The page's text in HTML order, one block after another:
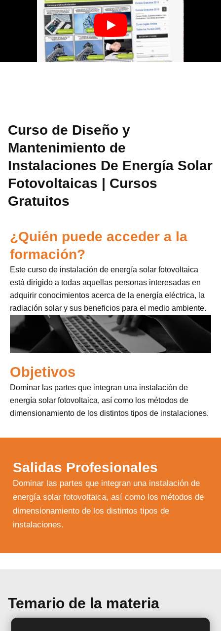
Curso de Diseño y
Mantenimiento de
Instalaciones De Energía Solar
Fotovoltaicas | Cursos
Gratuitos
¿Quién puede acceder a la
formación?
Este curso de instalación de energía solar fotovoltaica
está dirigido a todas aquellas personas interesadas en
adquirir conocimientos acerca de la energía eléctrica, la
radiación solar y sus beneficios para el medio ambiente.
Objetivos
Dominar las partes que integran una instalación de
energía solar fotovoltaica, así como los métodos de
dimensionamiento de los distintos tipos de instalaciones.
Salidas Profesionales
Dominar las partes que integran una instalación de
energía solar fotovoltaica, así como los métodos de
dimensionamiento de los distintos tipos de
instalaciones.
Temario de la materia